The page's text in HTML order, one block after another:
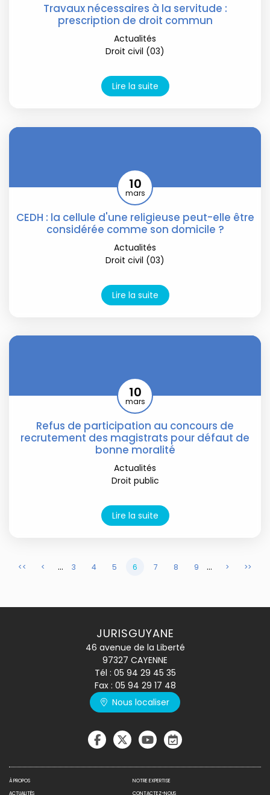
Travaux nécessaires à la servitude :
prescription de droit commun
Actualités
Droit civil (03)
Lire la suite
CEDH : la cellule d'une religieuse peut-elle être
considérée comme son domicile ?
10
mars
Actualités
Droit civil (03)
Lire la suite
Refus de participation au concours de
recrutement des magistrats pour défaut de
bonne moralité
10
mars
Actualités
Droit public
Lire la suite
<< < ... 3 4 5 6 7 8 9 ... > >>
JURISGUYANE
46 avenue de la Liberté
97327 CAYENNE
Tél : 05 94 29 45 35
Fax : 05 94 29 17 48
Nous localiser
À PROPOS
NOTRE EXPERTISE
ACTUALITÉS
CONTACTEZ-NOUS